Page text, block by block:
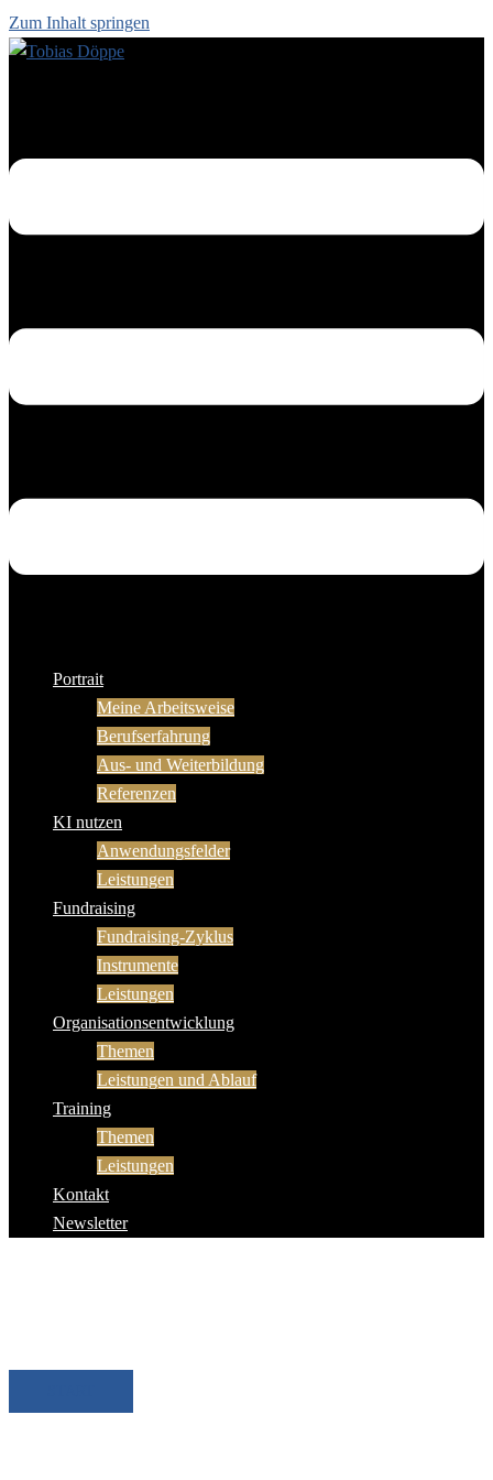
Zum Inhalt springen
Portrait
Meine Arbeitsweise
Berufserfahrung
Aus- und Weiterbildung
Referenzen
KI nutzen
Anwendungsfelder
Leistungen
Fundraising
Fundraising-Zyklus
Instrumente
Leistungen
Organisationsentwicklung
Themen
Leistungen und Ablauf
Training
Themen
Leistungen
Kontakt
Newsletter